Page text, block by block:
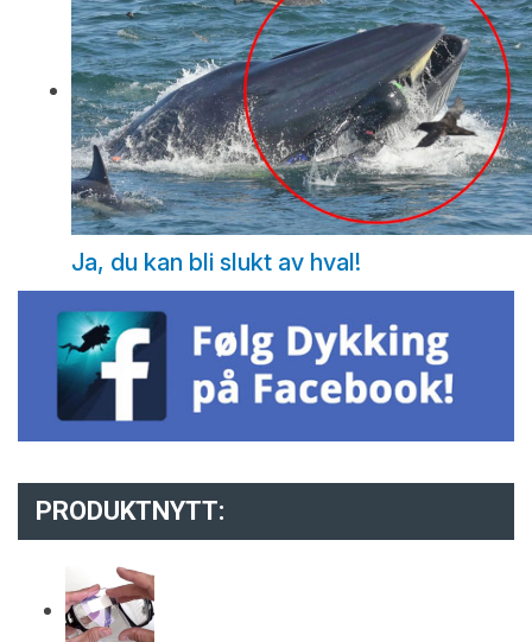
Ja, du kan bli slukt av hval!
PRODUKTNYTT: